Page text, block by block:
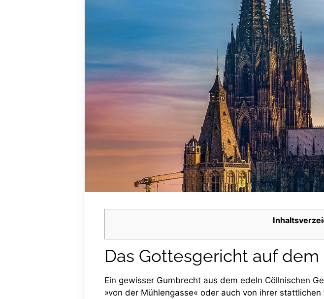
Das Gottesgericht auf
Ein gewisser Gumbrecht aus dem edeln Cöllnischen
»von der Mühlengasse« oder auch von ihrer